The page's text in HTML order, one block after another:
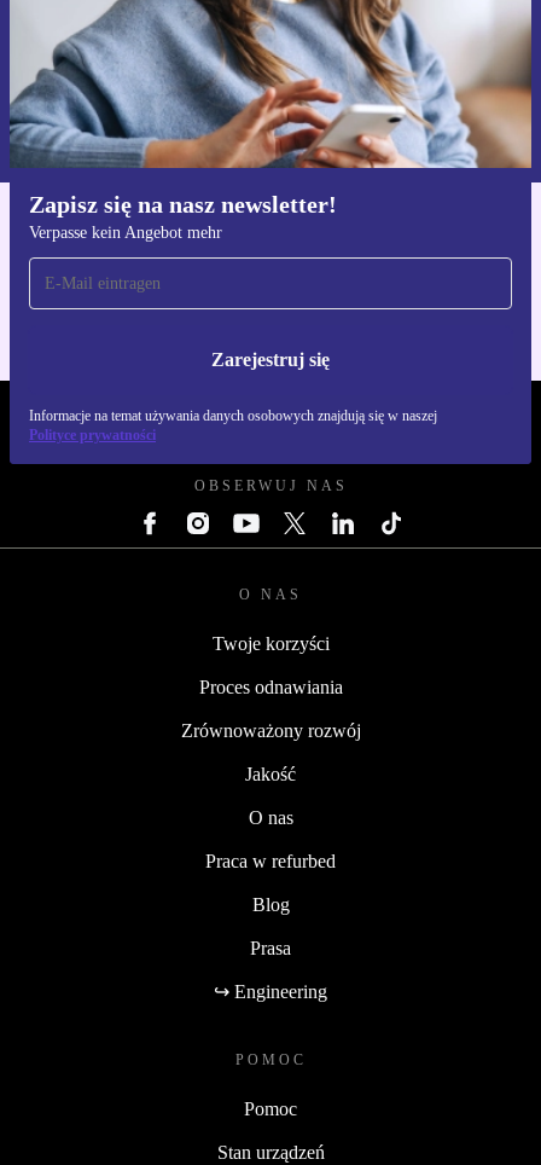
Zapisz się na nasz newsletter!
Verpasse kein Angebot mehr
Zarejestruj się
Informacje na temat używania danych osobowych znajdują się w naszej
Polityce prywatności
Zarejestruj się
Informacje na temat używania danych osobowych znajdują się w
naszejPolityce prywatności
Pobierz aplikację refurbed
Dla iOS i Android
REFURBED POLSKA - RETHINK NEW.
OBSERWUJ NAS
O NAS
Twoje korzyści
Proces odnawiania
Zrównoważony rozwój
Jakość
O nas
Praca w refurbed
Blog
Prasa
↪ Engineering
POMOC
Pomoc
Stan urządzeń